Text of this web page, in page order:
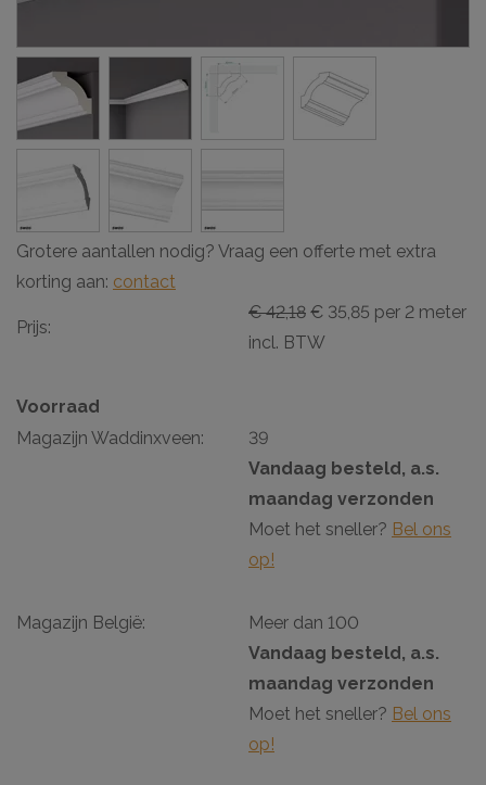
Grotere aantallen nodig? Vraag een offerte met extra
korting aan: contact
Prijs:
€ 42,18 € 35,85 per 2 meter
incl. BTW
Voorraad
Magazijn Waddinxveen:
39
Vandaag besteld, a.s.
maandag verzonden
Moet het sneller? Bel ons
op!
Magazijn België:
Meer dan 100
Vandaag besteld, a.s.
maandag verzonden
Moet het sneller? Bel ons
op!